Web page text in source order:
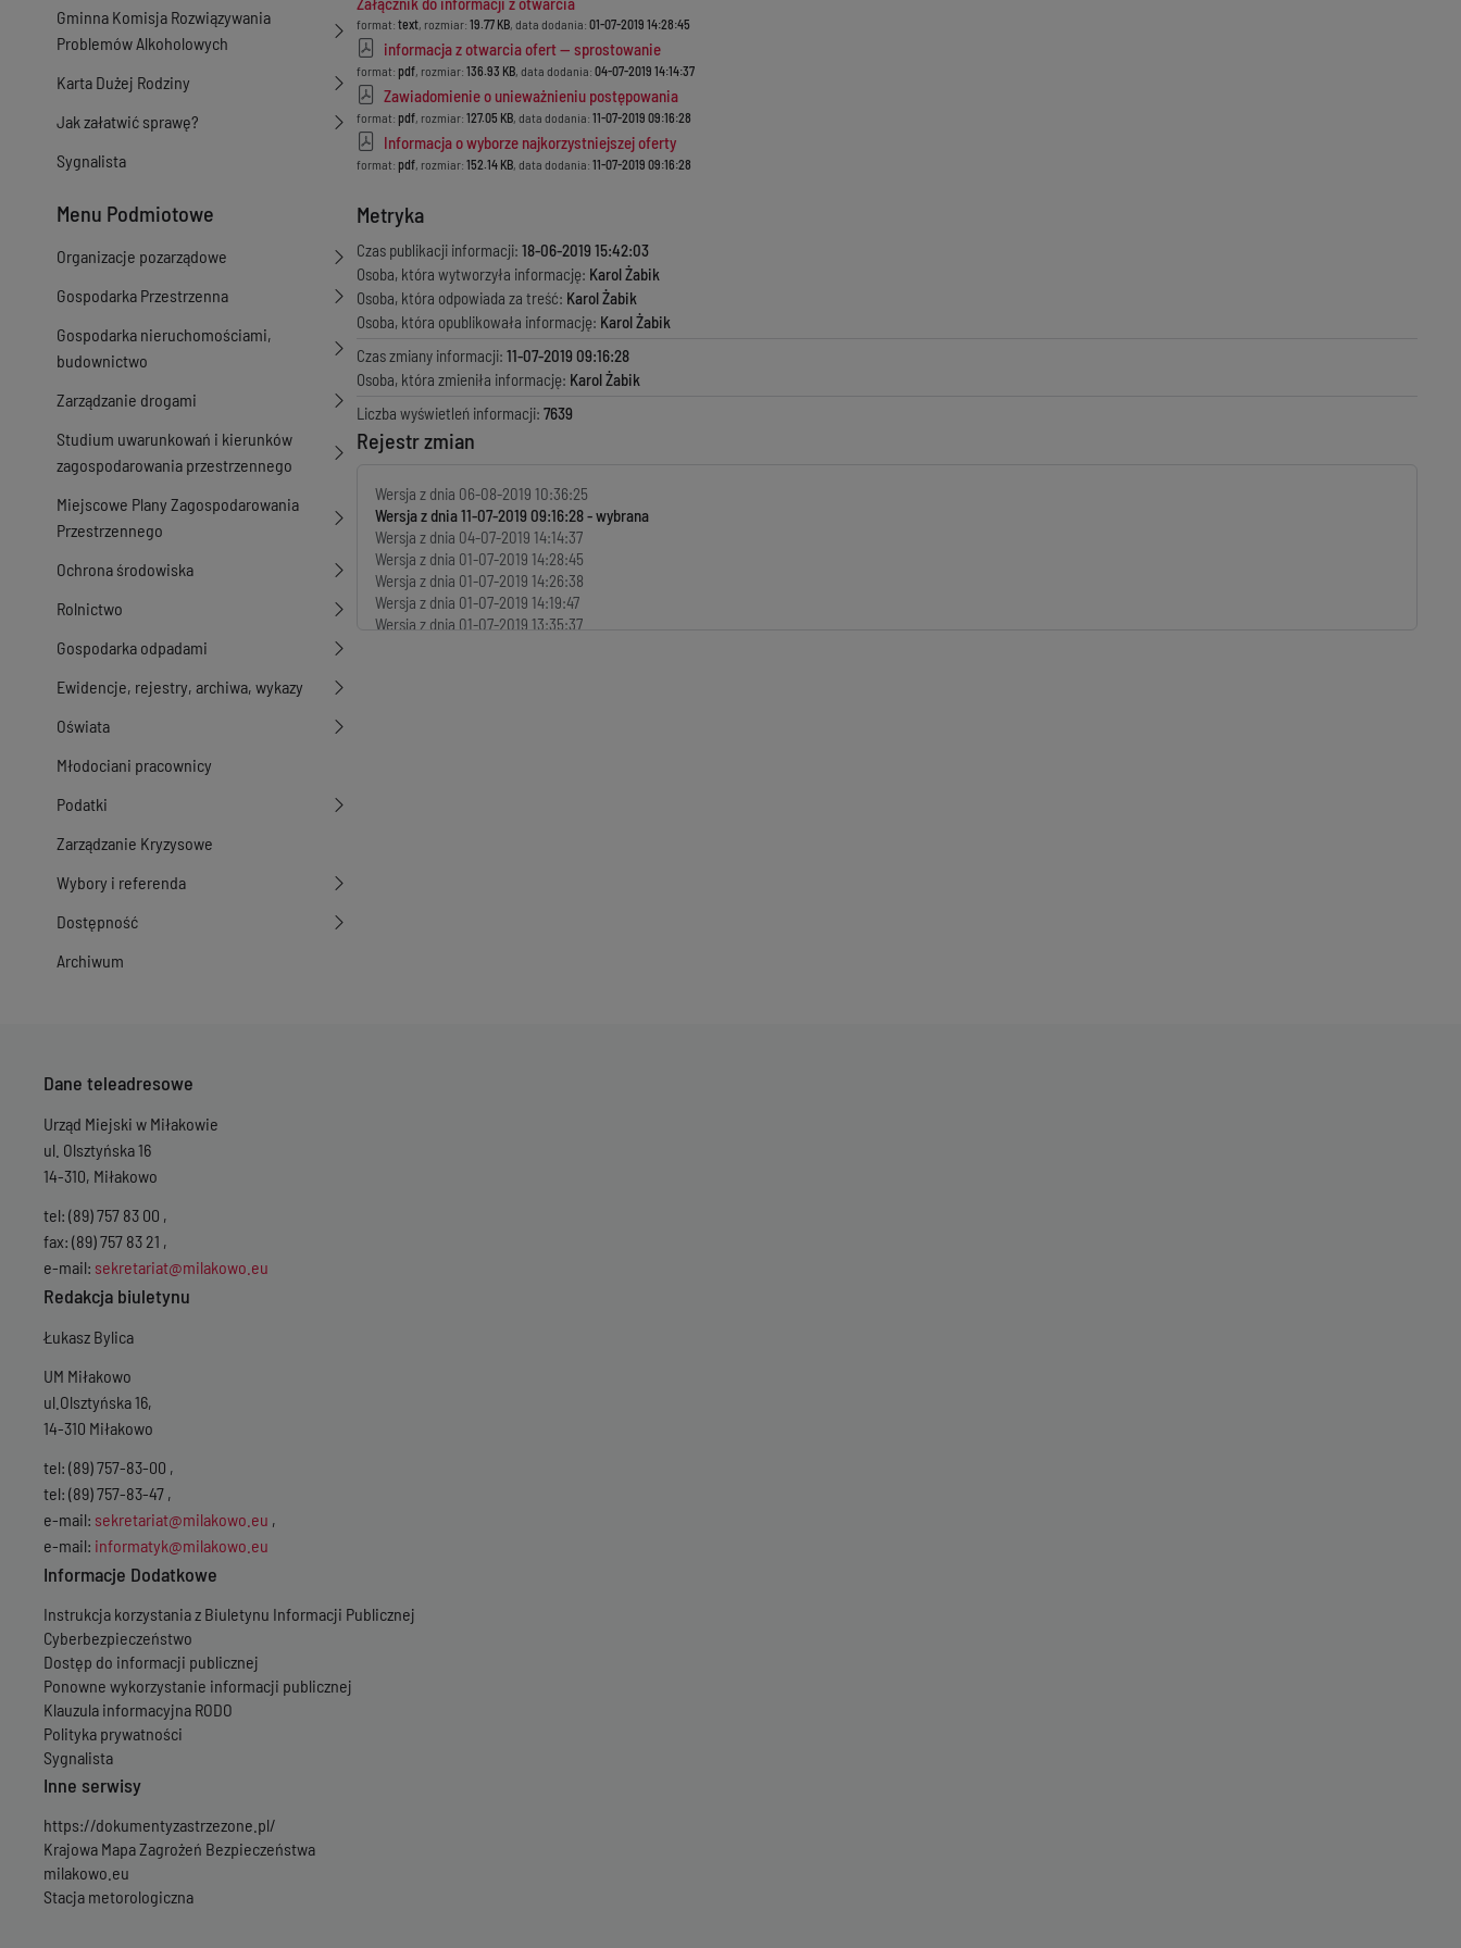
Gminna Komisja Rozwiązywania
Problemów Alkoholowych
Karta Dużej Rodziny
Jak załatwić sprawę?
Sygnalista
Menu Podmiotowe
Organizacje pozarządowe
Gospodarka Przestrzenna
Gospodarka nieruchomościami,
budownictwo
Zarządzanie drogami
Studium uwarunkowań i kierunków
zagospodarowania przestrzennego
Miejscowe Plany Zagospodarowania
Przestrzennego
Ochrona środowiska
Rolnictwo
Gospodarka odpadami
Ewidencje, rejestry, archiwa, wykazy
Oświata
Młodociani pracownicy
Podatki
Zarządzanie Kryzysowe
Wybory i referenda
Dostępność
Archiwum
format: text, rozmiar: 19.77 KB, data dodania: 01-07-2019 14:28:45
informacja z otwarcia ofert — sprostowanie
format: pdf, rozmiar: 136.93 KB, data dodania: 04-07-2019 14:14:37
Zawiadomienie o unieważnieniu postępowania
format: pdf, rozmiar: 127.05 KB, data dodania: 11-07-2019 09:16:28
Informacja o wyborze najkorzystniejszej oferty
format: pdf, rozmiar: 152.14 KB, data dodania: 11-07-2019 09:16:28
Metryka
Czas publikacji informacji: 18-06-2019 15:42:03
Osoba, która wytworzyła informację: Karol Żabik
Osoba, która odpowiada za treść: Karol Żabik
Osoba, która opublikowała informację: Karol Żabik
Czas zmiany informacji: 11-07-2019 09:16:28
Osoba, która zmieniła informację: Karol Żabik
Liczba wyświetleń informacji: 7639
Rejestr zmian
Wersja z dnia 06-08-2019 10:36:25
Wersja z dnia11-07-2019 09:16:28
Wersja z dnia 04-07-2019 14:14:37
Wersja z dnia 01-07-2019 14:28:45
Wersja z dnia 01-07-2019 14:26:38
Wersja z dnia 01-07-2019 14:19:47
Wersja z dnia 01-07-2019 13:35:37
Dane teleadresowe
Urząd Miejski w Miłakowie
ul. Olsztyńska 16
14-310, Miłakowo
tel: (89) 757 83 00 ,
fax: (89) 757 83 21 ,
e-mail: sekretariat@milakowo.eu
Redakcja biuletynu
Łukasz Bylica
UM Miłakowo
ul.Olsztyńska 16,
14-310 Miłakowo
tel: (89) 757-83-00 ,
tel: (89) 757-83-47 ,
e-mail: sekretariat@milakowo.eu ,
e-mail: informatyk@milakowo.eu
Informacje Dodatkowe
Instrukcja korzystania z Biuletynu Informacji Publicznej
Cyberbezpieczeństwo
Dostęp do informacji publicznej
Ponowne wykorzystanie informacji publicznej
Klauzula informacyjna RODO
Polityka prywatności
Sygnalista
Inne serwisy
https://dokumentyzastrzezone.pl/
Krajowa Mapa Zagrożeń Bezpieczeństwa
milakowo.eu
Stacja metorologiczna